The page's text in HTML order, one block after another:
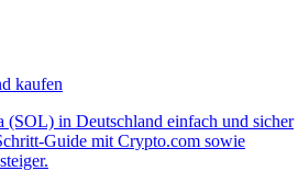
kaufen
(SOL) in Deutschland einfach und sicher
Guide mit Crypto.com sowie